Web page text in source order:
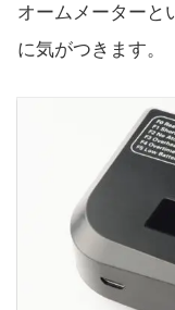
オームメーターと
に気がつきます。